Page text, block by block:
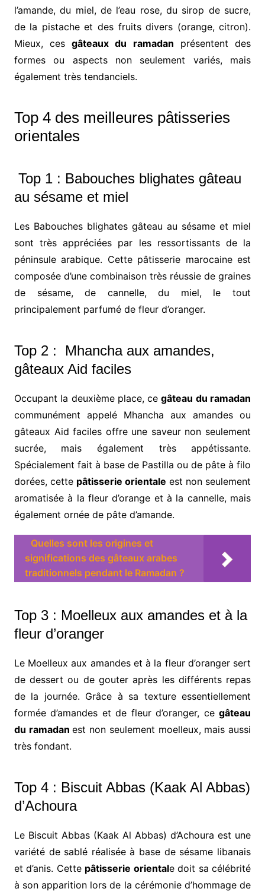
l’amande, du miel, de l’eau rose, du sirop de sucre,
de la pistache et des fruits divers (orange, citron).
Mieux, cesgâteaux du ramadan présentent des
formes ou aspects non seulement variés, mais
également très tendanciels.
Top 4 des meilleures pâtisseries
orientales
Top 1 : Babouches blighates gâteau
au sésame et miel
Les Babouches blighates gâteau au sésame et miel
sont très appréciées par les ressortissants de la
péninsule arabique. Cette pâtisserie marocaine est
composée d’une combinaison très réussie de graines
de sésame, de cannelle, du miel, le tout
principalement parfumé de fleur d’oranger.
Top 2 : Mhancha aux amandes,
gâteaux Aid faciles
Occupant la deuxième place, cegâteau du ramadan
communément appelé Mhancha aux amandes ou
gâteaux Aid faciles offre une saveur non seulement
sucrée, mais également très appétissante.
Spécialement fait à base de Pastilla ou de pâte à filo
dorées, cette pâtisserie orientale est non seulement
aromatisée à la fleur d’orange et à la cannelle, mais
également ornée de pâte d’amande.
Quelles sont les origines et
significations des gâteaux arabes
traditionnels pendant le Ramadan ?
Top 3 : Moelleux aux amandes et à la
fleur d’oranger
Le Moelleux aux amandes et à la fleur d’oranger sert
de dessert ou de gouter après les différents repas
de la journée. Grâce à sa texture essentiellement
formée d’amandes et de fleur d’oranger, cegâteau
du ramadanest non seulement moelleux, mais aussi
très fondant.
Top 4 : Biscuit Abbas (Kaak Al Abbas)
d’Achoura
Le Biscuit Abbas (Kaak Al Abbas) d’Achoura est une
variété de sablé réalisée à base de sésame libanais
et d’anis. Cette pâtisserie orientale doit sa célébrité
à son apparition lors de la cérémonie d’hommage de